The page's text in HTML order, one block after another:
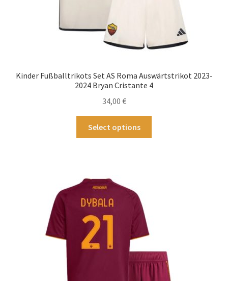
Kinder Fußballtrikots Set AS Roma Auswärtstrikot 2023-
2024 Bryan Cristante 4
34,00 €
Select options
der
Produktseite
gewählt